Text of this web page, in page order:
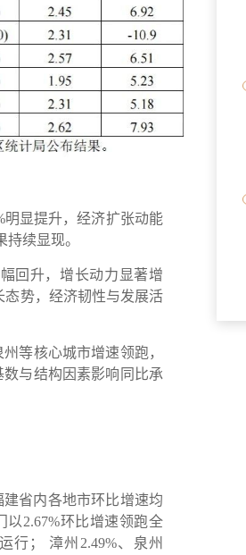
明显提升，经济扩张动能
续显现。
回升，增长动力显著增
态势，经济韧性与发展活
州等核心城市增速领跑，
与结构因素影响同比承
省内各地市环比增速均
2.67%环比增速领跑全
行； 漳州2.49%、泉州